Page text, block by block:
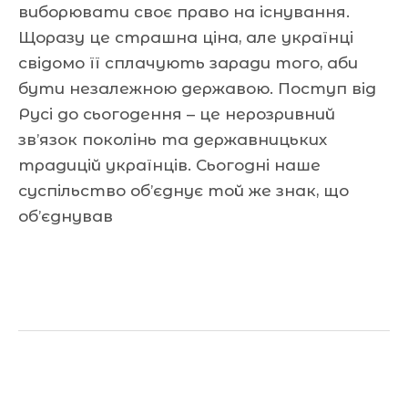
виборювати своє право на існування.
Щоразу це страшна ціна, але українці
свідомо її сплачують заради того, аби
бути незалежною державою. Поступ від
Русі до сьогодення – це нерозривний
зв’язок поколінь та державницьких
традицій українців. Сьогодні наше
суспільство об’єднує той же знак, що
об’єднував